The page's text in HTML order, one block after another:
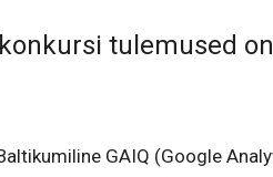
tulemused
GAIQ (Google